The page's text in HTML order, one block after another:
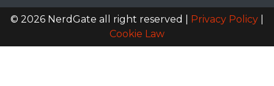
© 2026 NerdGate all right reserved | Privacy Policy
Cookie Law